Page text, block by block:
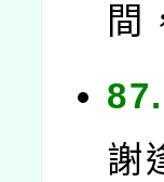
間
謝